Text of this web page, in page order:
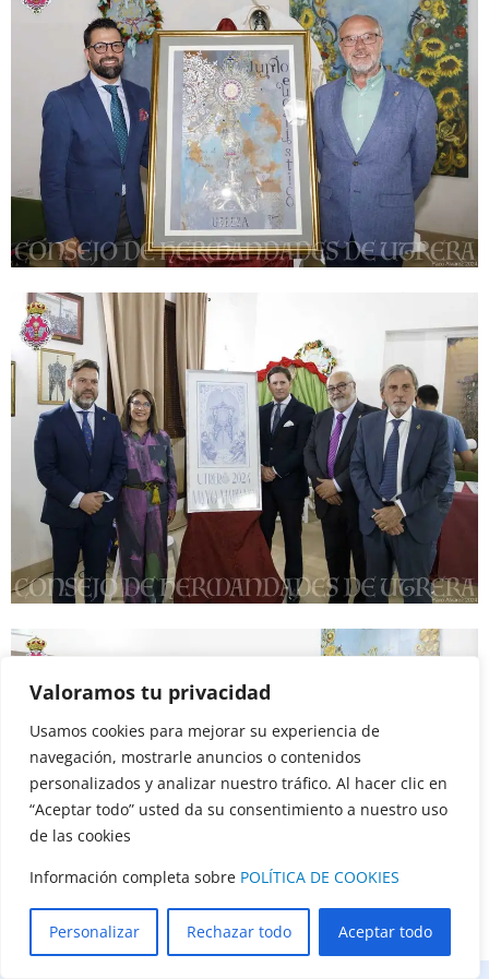
Valoramos tu privacidad
Usamos cookies para mejorar su experiencia de
navegación, mostrarle anuncios o contenidos
personalizados y analizar nuestro tráfico. Al hacer clic en
“Aceptar todo” usted da su consentimiento a nuestro uso
de las cookies
Información completa sobre POLÍTICA DE COOKIES
Personalizar Rechazar todo Aceptar todo